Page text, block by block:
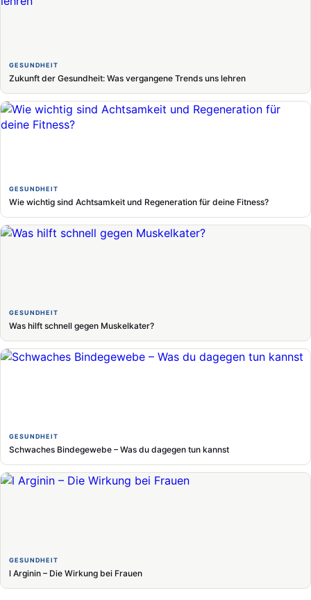
GESUNDHEIT
Zukunft der Gesundheit: Was vergangene Trends uns lehren
GESUNDHEIT
Wie wichtig sind Achtsamkeit und Regeneration für deine Fitness?
GESUNDHEIT
Was hilft schnell gegen Muskelkater?
GESUNDHEIT
Schwaches Bindegewebe – Was du dagegen tun kannst
GESUNDHEIT
l Arginin – Die Wirkung bei Frauen